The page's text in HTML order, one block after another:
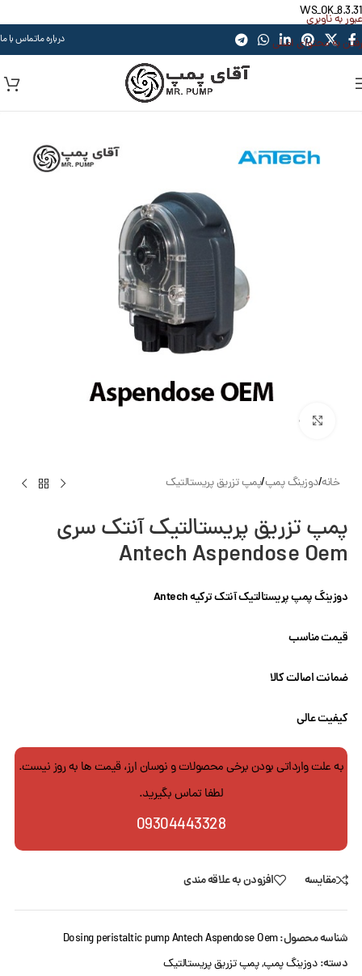
WS_OK_8.3.31
عبور به ناوبری
رفتن به محتوای اصلی
درباره ماتماس با ما
بزرگنمایی تصویر
خانه/دوزینگ پمپ/پمپ تزریق پریستالتیک
پمپ تزریق پریستالتیک آنتک سری
Antech Aspendose Oem
دوزینگ پمپ پریستالتیک آنتک ترکیه
قیمت مناسب
ضمانت اصالت کالا
کیفیت عالی
به علت وارداتی بودن برخی محصولات و نوسان ارز، قیمت ها به روز نیست.
لطفا تماس بگیرید.
09304443328
مقایسه افزودن به علاقه مندی
شناسه محصول:Dosing peristaltic pump Antech Aspendose Oem
دسته: دوزینگ پمپ,پمپ تزریق پریستالتیک